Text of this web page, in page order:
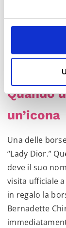
Quando
un’icona
Una delle
“Lady Dior.”
deve il suo
visita ufficiale
in regalo la
Bernadette